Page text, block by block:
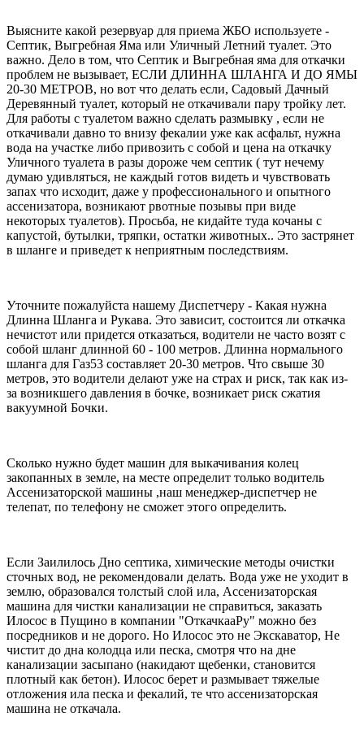
Выясните какой резервуар для приема ЖБО используете -
Септик, Выгребная Яма или Уличный Летний туалет. Это
важно. Дело в том, что Септик и Выгребная яма для откачки
проблем не вызывает, ЕСЛИ ДЛИННА ШЛАНГА И ДО ЯМЫ
20-30 МЕТРОВ, но вот что делать если, Садовый Дачный
Деревянный туалет, который не откачивали пару тройку лет.
Для работы с туалетом важно сделать размывку , если не
откачивали давно то внизу фекалии уже как асфальт, нужна
вода на участке либо привозить с собой и цена на откачку
Уличного туалета в разы дороже чем септик ( тут нечему
думаю удивляться, не каждый готов видеть и чувствовать
запах что исходит, даже у профессионального и опытного
ассенизатора, возникают рвотные позывы при виде
некоторых туалетов). Просьба, не кидайте туда кочаны с
капустой, бутылки, тряпки, остатки животных.. Это застрянет
в шланге и приведет к неприятным последствиям.
Уточните пожалуйста нашему Диспетчеру - Какая нужна
Длинна Шланга и Рукава. Это зависит, состоится ли откачка
нечистот или придется отказаться, водители не часто возят с
собой шланг длинной 60 - 100 метров. Длинна нормального
шланга для Газ53 составляет 20-30 метров. Что свыше 30
метров, это водители делают уже на страх и риск, так как из-
за возникшего давления в бочке, возникает риск сжатия
вакуумной Бочки.
Сколько нужно будет машин для выкачивания колец
закопанных в земле, на месте определит только водитель
Ассенизаторской машины ,наш менеджер-диспетчер не
телепат, по телефону не сможет этого определить.
Если Заилилось Дно септика, химические методы очистки
сточных вод, не рекомендовали делать. Вода уже не уходит в
землю, образовался толстый слой ила, Ассенизаторская
машина для чистки канализации не справиться, заказать
Илосос в Пущино в компании "ОткачкааРу" можно без
посредников и не дорого. Но Илосос это не Экскаватор, Не
чистит до дна колодца или песка, смотря что на дне
канализации засыпано (накидают щебенки, становится
плотный как бетон). Илосос берет и размывает тяжелые
отложения ила песка и фекалий, те что ассенизаторская
машина не откачала.